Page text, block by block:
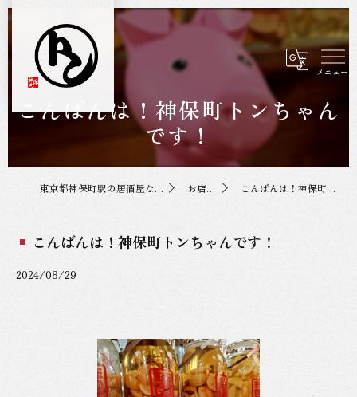
こんばんは！神保町トンちゃん
です！
東京都神保町駅の居酒屋なら神保町トンちゃん お店の投稿 こんばんは！神保町トンちゃんです！
こんばんは！神保町トンちゃんです！
2024/08/29